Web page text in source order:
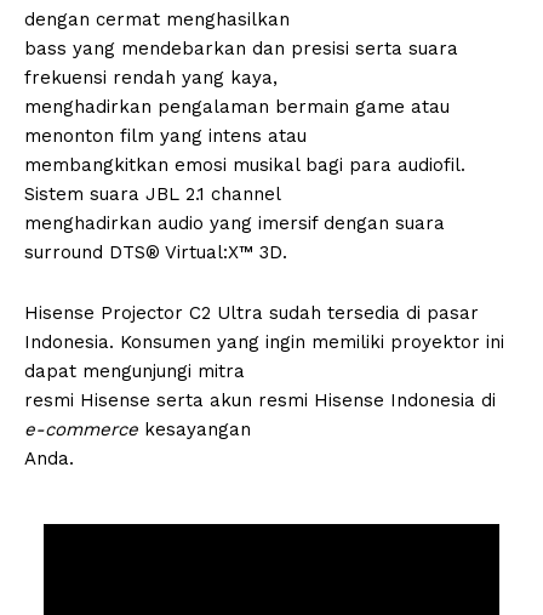
dengan cermat menghasilkan
bass yang mendebarkan dan presisi serta suara
frekuensi rendah yang kaya,
menghadirkan pengalaman bermain game atau
menonton film yang intens atau
membangkitkan emosi musikal bagi para audiofil.
Sistem suara JBL 2.1 channel
menghadirkan audio yang imersif dengan suara
surround DTS® Virtual:X™ 3D.
Hisense Projector C2 Ultra sudah tersedia di pasar
Indonesia. Konsumen yang ingin memiliki proyektor ini
dapat mengunjungi mitra
resmi Hisense serta akun resmi Hisense Indonesia di
e-commerce kesayangan
Anda.